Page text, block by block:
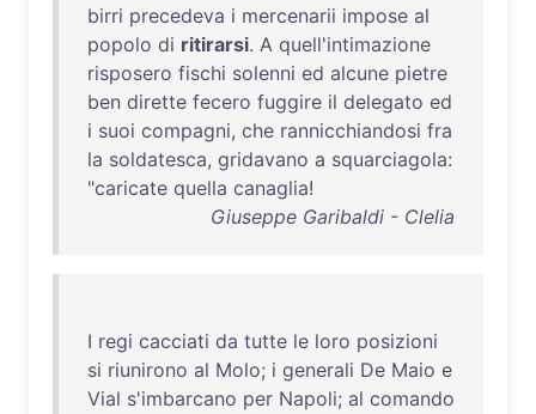
birri precedeva i mercenarii impose al
popolo di ritirarsi. A quell'intimazione
risposero fischi solenni ed alcune pietre
ben dirette fecero fuggire il delegato ed
i suoi compagni, che rannicchiandosi fra
la soldatesca, gridavano a squarciagola:
"caricate quella canaglia!
Giuseppe Garibaldi - Clelia
I regi cacciati da tutte le loro posizioni
si riunirono al Molo; i generali De Maio e
Vial s'imbarcano per Napoli; al comando